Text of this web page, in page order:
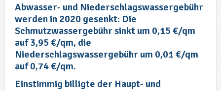
Abwasser- und Niederschlagswassergebühr
werden in 2020 gesenkt: Die
Schmutzwassergebühr sinkt um 0,15 €/qm
auf 3,95 €/qm, die
Niederschlagswassergebühr um 0,01 €/qm
auf 0,74 €/qm.
Einstimmig billigte der Haupt- und